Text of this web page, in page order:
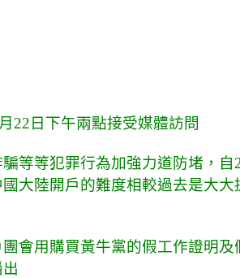
22日下午兩點接受媒體訪問
等等犯罪行為加強力道防堵，
大陸開戶的難度相較過去是大
會用購買黃牛黨的假工作證明